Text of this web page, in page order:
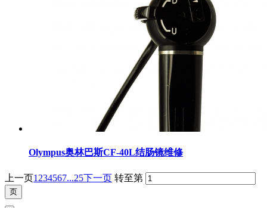
Olympus奥林巴斯CF-40L结肠镜维修
上一页1 234567...25下一页 转至第